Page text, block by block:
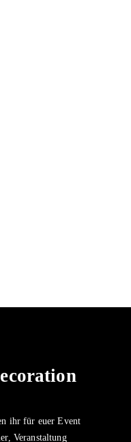
ihr für euer Event
Veranstaltung